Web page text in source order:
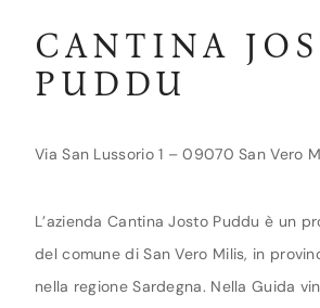
CANTINA
PUDDU
Via San Lussorio 1 – 09070 San Vero
L’azienda Cantina Josto Puddu è un
del comune di San Vero Milis, in
nella regione Sardegna. Nella Guida